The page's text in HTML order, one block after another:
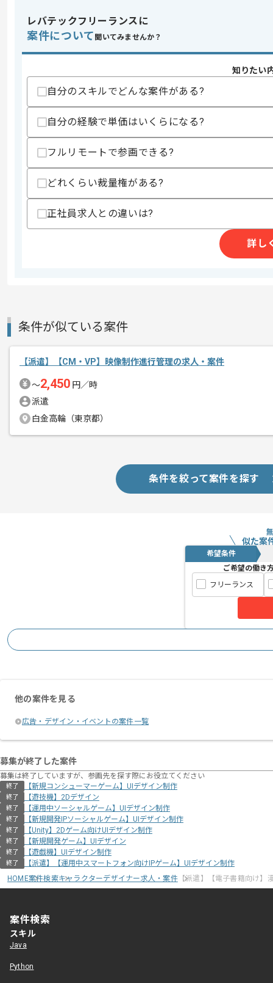
スキル
スキルに不安がある方へ
上記に似た経験やスキルをお持ちであれば申
エージェントからのコ
メント
漫画、雑誌の編集や動画サイト、モバ
基本的には、常駐とリモートのハイブ
レバテックフリーランスに
案件について 聞いてみませんか？
知りたい
自分のスキルでどんな案件がある?
自分の経験で単価はいくらになる?
フルリモートで参画できる?
どれくらい裁量権がある?
正社員求人との違いは?
詳し
条件が似ている案件
【派遣】【CM・VP】映像制作進行管理の求人・案件
〜2,450 円／時
派遣
白金高輪（東京都）
条件を絞って案件を探す
似た案
希望条件
ご希望の働き
フリーランス
他の案件を見る
広告・デザイン・イベントの案件一覧
募集が終了した案件
募集は終了していますが、参画先を探す際にお役立てください
終了 【新規コンシューマーゲーム】UIデザイン制作
終了 【遊技機】2Dデザイン
終了 【運用中ソーシャルゲーム】UIデザイン制作
終了 【新規開発IPソーシャルゲーム】UIデザイン制作
終了 【Unity】2Dゲーム向けUIデザイン制作
終了 【新規開発ゲーム】UIデザイン
終了 【遊戯機】UIデザイン制作
終了
【派遣】【運用中スマートフォン向けIPゲーム】UIデザイン制作
HOME案件検索キャラクターデザイナー求人・案件【派遣】【電子書籍向け】
案件検索
スキル
Java
Python